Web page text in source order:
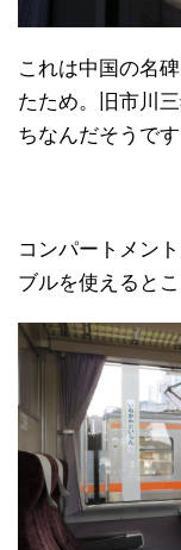
これは中国の名
たため。旧市川
ちなんだそうです
コンパートメン
ブルを使えるとこ